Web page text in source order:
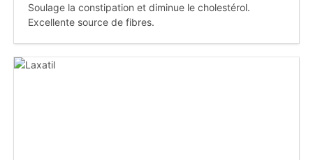
Soulage la constipation et diminue le cholestérol.
Excellente source de fibres.